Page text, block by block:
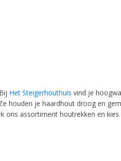
Het Steigerhouthuis vind je
houden je haardhout droog en
ons assortiment houtrekken en